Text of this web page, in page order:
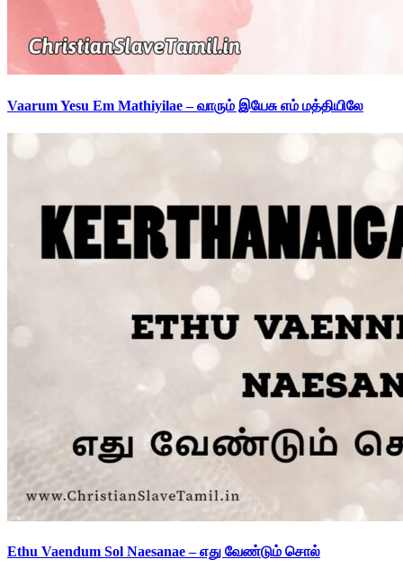
Vaarum Yesu Em Mathiyilae – வாரும் இயேசு எம் மத்தியிலே
Ethu Vaendum Sol Naesanae – எது வேண்டும் சொல்